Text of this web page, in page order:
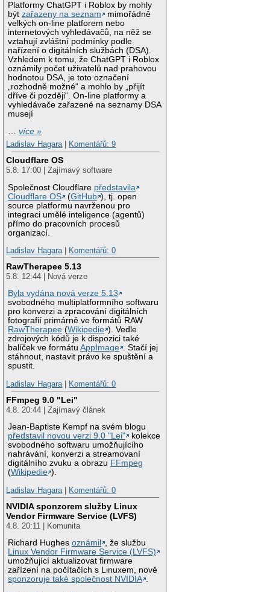
Platformy ChatGPT i Roblox by mohly
býtzařazeny na seznam
mimořádně
velkých on-line platforem nebo
internetových vyhledávačů, na něž se
vztahují zvláštní podmínky podle
nařízení o digitálních službách (DSA).
Vzhledem k tomu, že ChatGPT i Roblox
oznámily počet uživatelů nad prahovou
hodnotou DSA, je toto označení
„rozhodně možné“ a mohlo by „přijít
dříve či později“. On-line platformy a
vyhledávače zařazené na seznamy DSA
musejí
…více »
Ladislav Hagara| Komentářů: 9
Cloudflare OS
5.8. 17:00 | Zajímavý software
Společnost Cloudflare představila
Cloudflare OS
(GitHub ), tj. open
source platformu navrženou pro
integraci umělé inteligence (agentů)
přímo do pracovních procesů
organizací.
Ladislav Hagara| Komentářů: 0
RawTherapee 5.13
5.8. 12:44 | Nová verze
Byla vydána nová verze 5.13
svobodného multiplatformního softwaru
pro konverzi a zpracování digitálních
fotografií primárně ve formátů RAW
RawTherapee (Wikipedie ). Vedle
zdrojových kódů je k dispozici také
balíček ve formátuAppImage . Stačí jej
stáhnout, nastavit právo ke spuštění a
spustit.
Ladislav Hagara| Komentářů: 0
FFmpeg 9.0 "Lei"
4.8. 20:44 | Zajímavý článek
Jean-Baptiste Kempf na svém blogu
představil novou verzi 9.0 "Lei"
kolekce
svobodného softwaru umožňujícího
nahrávání, konverzi a streamovaní
digitálního zvuku a obrazu FFmpeg
(Wikipedie ).
Ladislav Hagara| Komentářů: 0
NVIDIA sponzorem služby Linux
Vendor Firmware Service (LVFS)
4.8. 20:11 | Komunita
Richard Hughesoznámil
, že službu
Linux Vendor Firmware Service (LVFS)
umožňující aktualizovat firmware
zařízení na počítačích s Linuxem, nově
sponzoruje také společnost NVIDIA .